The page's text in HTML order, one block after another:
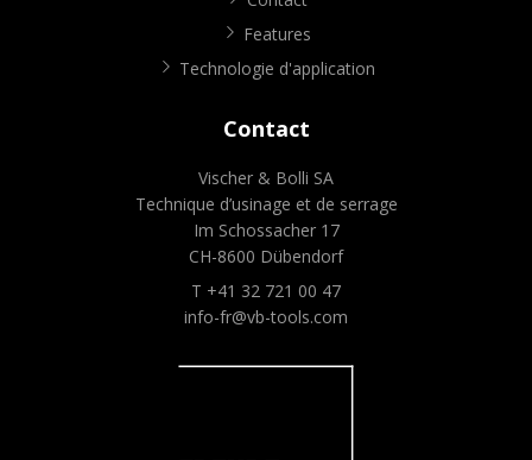
Features
Technologie d'application
Contact
Vischer & Bolli SA
Technique d’usinage et de serrage
Im Schossacher 17
CH-8600 Dübendorf
T +41 32 721 00 47
info-fr@vb-tools.com